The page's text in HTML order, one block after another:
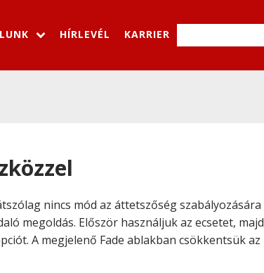
HÍRLEVÉL KARRIER
nincs mód az áttetszőség szabályozására
megoldás. Először használjuk az ecsetet, majd
A megjelenő Fade ablakban csökkentsük az